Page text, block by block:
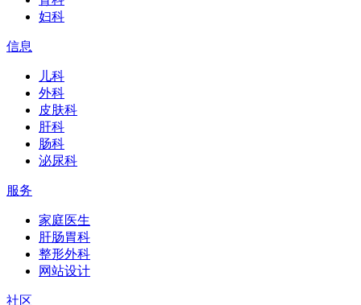
妇科
信息
儿科
外科
皮肤科
肝科
肠科
泌尿科
服务
家庭医生
肝肠胃科
整形外科
网站设计
社区